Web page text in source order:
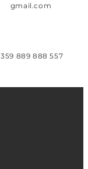
gmail.com
889 888 557